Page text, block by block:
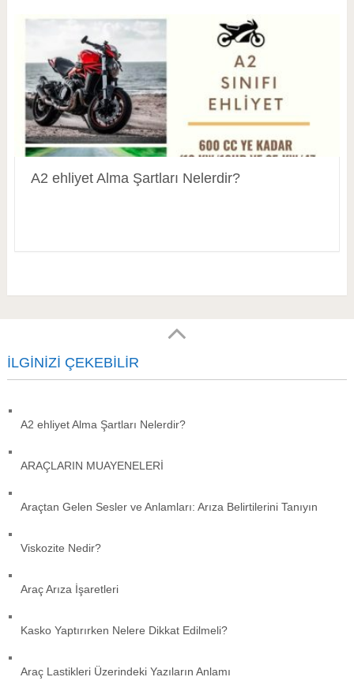
A2 ehliyet Alma Şartları Nelerdir?
İLGINIZI ÇEKEBILIR
A2 ehliyet Alma Şartları Nelerdir?
ARAÇLARIN MUAYENELERİ
Araçtan Gelen Sesler ve Anlamları: Arıza Belirtilerini Tanıyın
Viskozite Nedir?
Araç Arıza İşaretleri
Kasko Yaptırırken Nelere Dikkat Edilmeli?
Araç Lastikleri Üzerindeki Yazıların Anlamı